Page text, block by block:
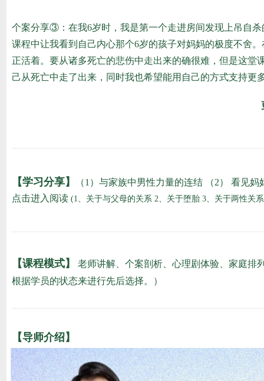
个案分享③：在我6岁时，我是第一个走进房间发现上吊自
课程中让我看到自己内心那个6岁的孩子对妈妈的极度不舍
正活着。要从诸多死亡的悲伤中走出来的确很难，但是这
己从死亡中走了出来，同时我也希望能用自己的方式支持更
【学习分享】 （1）与家族中男性力量的连结
（2） 看见妈
点击进入阅读 (1、关于与父母的关系 2、关于堕胎 3、关于两性关
【课程模式】
老师讲解、个案剖析、心理剧体验、家庭排
根据学员的状态来进行先后选择。）
【导师介绍】